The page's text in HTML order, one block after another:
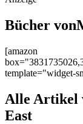
Bücher
[amazon
template="widget-
Alle Artikel
East